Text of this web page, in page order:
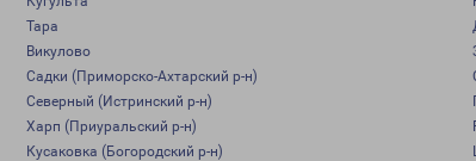
Тара
Викулово
Садки (Приморско-Ахтарский р-н)
Северный (Истринский р-н)
Харп (Приуральский р-н)
Кусаковка (Богородский р-н)